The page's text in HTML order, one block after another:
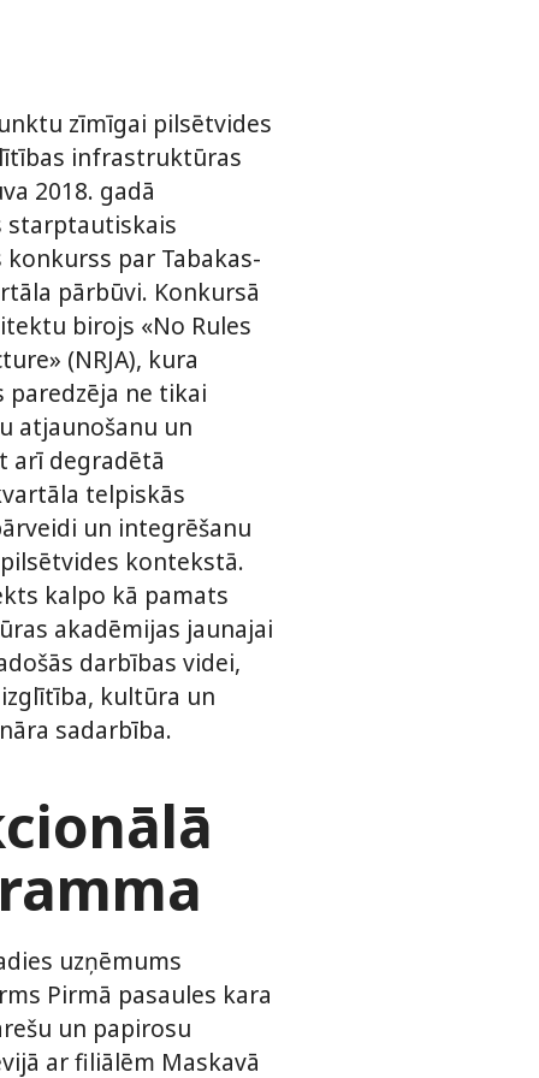
zīmīgai pilsētvides
infrastruktūras
2018. gadā
starptautiskais
par Tabakas­­­
pārbūvi. Konkursā
birojs «No Rules
(NRJA), kura
paredzēja ne tikai
atjaunošanu un
arī degradētā
telpiskās
un integrēšanu
kontekstā.
kalpo kā pamats
akadēmijas jaunajai
darbības videi,
kultūra un
sadarbība.
uzņēmums
Pirmā pasaules kara
un papirosu
ar filiālēm Maskavā